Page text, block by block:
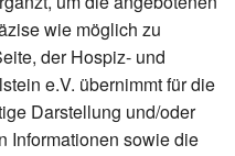
wie möglich zu
der Hospiz- und
e.V. übernimmt für die
Darstellung und/oder
Informationen sowie die